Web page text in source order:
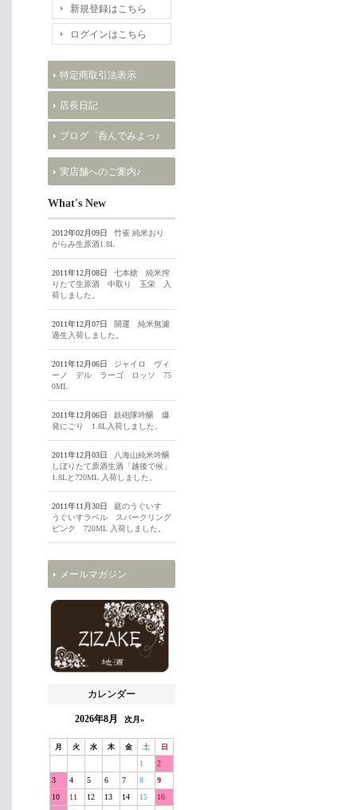
新規登録はこちら
ログインはこちら
特定商取引法表示
店長日記
ブログ゜呑んでみよっ♪
実店舗へのご案内♪
What's New
2012年02月09日
竹雀 純米おり
がらみ生原酒1.8L
2011年12月08日
七本鎗 純米搾
りたて生原酒 中取り 玉栄 入
荷しました。
2011年12月07日
開運 純米無濾
過生入荷しました。
2011年12月06日
ジャイロ ヴィ
ーノ デル ラーゴ ロッソ 75
0ML
2011年12月06日
鉄砲隊吟醸 爆
発にごり 1.8L入荷しました。
2011年12月03日
八海山純米吟醸
しぼりたて原酒生酒「越後で候」
1.8Lと720ML 入荷しました。
2011年11月30日
庭のうぐいす
うぐいすラベル スパークリング
ピンク 720ML 入荷しました。
メールマガジン
カレンダー
2026年8月 次月»
月 火 水 木 金 土 日
1
2
3
4 5 6 7 8
9
10
11 12 13 14 15
16